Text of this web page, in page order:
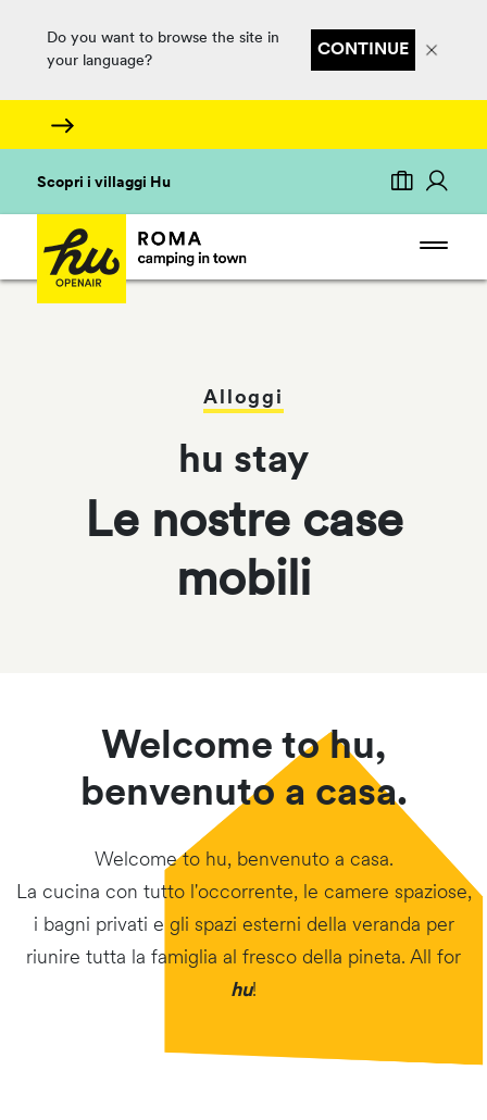
Do you want to browse the site in
your language?
CONTINUE
Scopri i villaggi Hu
Alloggi
hu stay
Le nostre case
mobili
Welcome to hu,
benvenuto a casa.
Welcome to hu, benvenuto a casa.
La cucina con tutto l'occorrente, le camere spaziose,
i bagni privati e gli spazi esterni della veranda per
riunire tutta la famiglia al fresco della pineta. All for
hu!